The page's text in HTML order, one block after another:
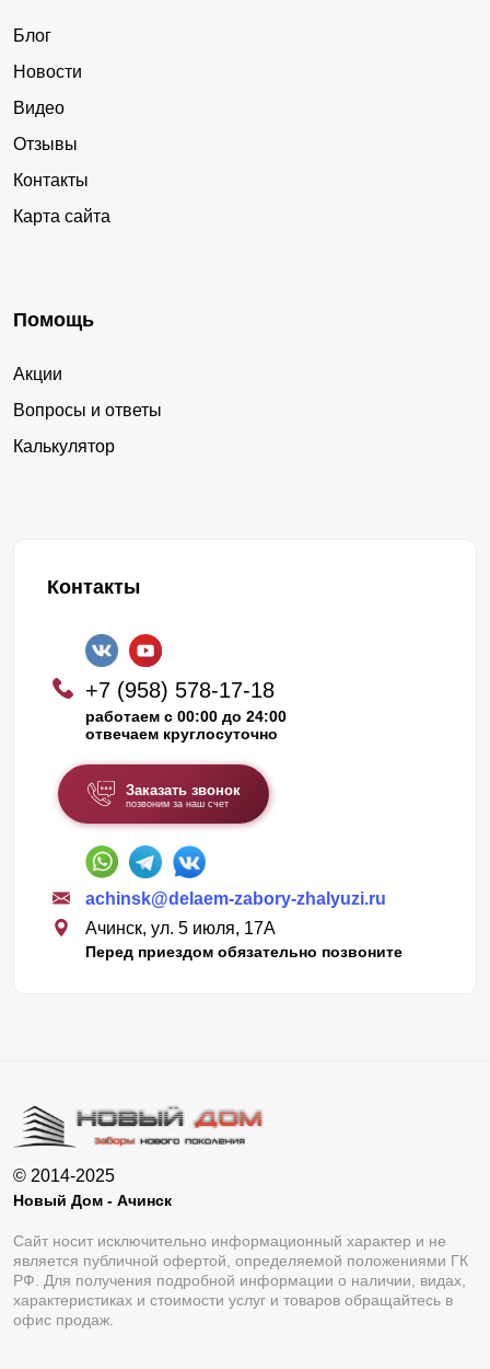
Блог
Новости
Видео
Отзывы
Контакты
Карта сайта
Помощь
Акции
Вопросы и ответы
Калькулятор
Контакты
+7 (958) 578-17-18
работаем с 00:00 до 24:00
отвечаем круглосуточно
Заказать звонок
позвоним за наш счет
achinsk@delaem-zabory-zhalyuzi.ru
Ачинск, ул. 5 июля, 17А
Перед приездом обязательно позвоните
© 2014-2025
Новый Дом - Ачинск
Сайт носит исключительно информационный характер и не
является публичной офертой, определяемой положениями ГК
РФ. Для получения подробной информации о наличии, видах,
характеристиках и стоимости услуг и товаров обращайтесь в
офис продаж.